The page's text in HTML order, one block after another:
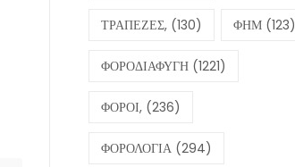
ΤΡΑΠΕΖΕΣ, (130) ΦΗΜ (123)
ΦΟΡΟΔΙΑΦΥΓΗ (1221)
ΦΟΡΟΙ, (236)
ΦΟΡΟΛΟΓΙΑ (294)